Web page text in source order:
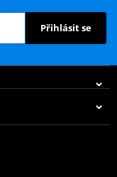
Přihlásit se